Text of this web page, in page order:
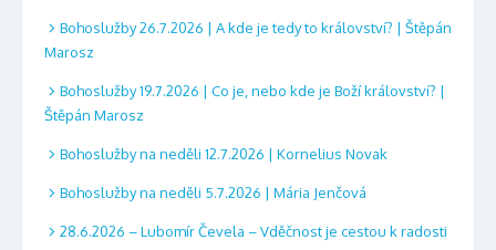
Bohoslužby 26.7.2026 | A kde je tedy to království? | Štěpán
Marosz
Bohoslužby 19.7.2026 | Co je, nebo kde je Boží království? |
Štěpán Marosz
Bohoslužby na neděli 12.7.2026 | Kornelius Novak
Bohoslužby na neděli 5.7.2026 | Mária Jenčová
28.6.2026 – Lubomír Čevela – Vděčnost je cestou k radosti